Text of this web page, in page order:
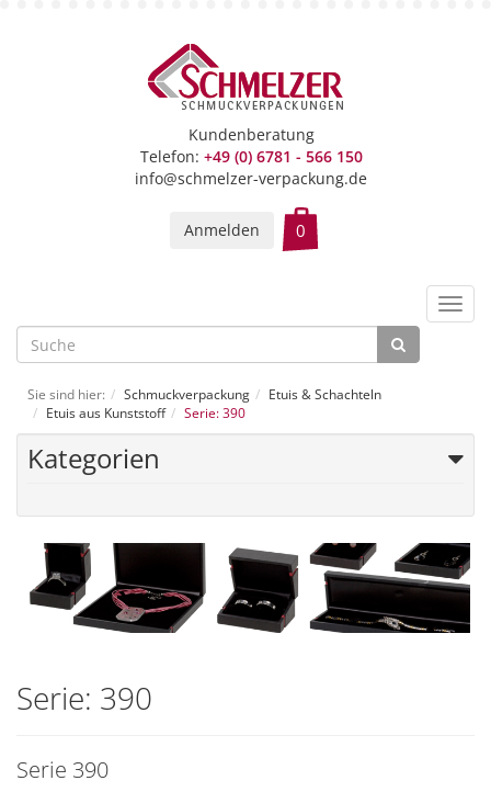
Kundenberatung
Telefon: +49 (0) 6781 - 566 150
info@schmelzer-verpackung.de
Anmelden
Sie sind hier: Schmuckverpackung
Etuis & Schachteln
Etuis aus Kunststoff
Serie: 390
Kategorien
Serie: 390
Serie 390